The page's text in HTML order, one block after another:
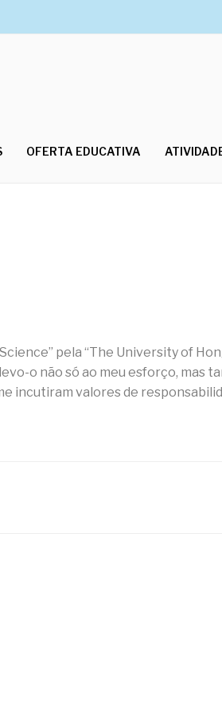
OFERTA EDUCATIVA
pela “The University of
o não só ao meu esforço, mas
incutiram valores de